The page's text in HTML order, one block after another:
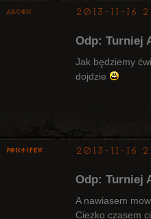
Arcon 2013-11-16
Odp: Turniej
Jak będziemy
dojdzie
pontifex 2013-11-16
Odp: Turniej
A nawiasem
Ciezko czasem